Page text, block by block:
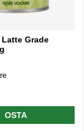
Grade
OSTA